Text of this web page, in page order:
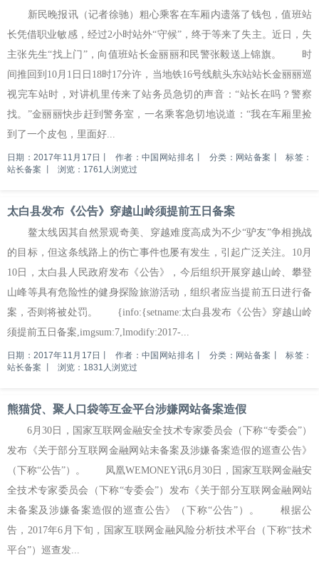
新民晚报讯（记者徐驰）粗心乘客在车厢内遗落了钱包，值班站
长凭借职业敏感，经过2小时站外“守候”，终于等来了失主。近日，失
主张先生“找上门”，向值班站长金丽丽和民警张毅送上锦旗。 时
间推回到10月1日日18时17分许，当地铁16号线航头东站站长金丽丽巡
视完车站时，对讲机里传来了站务员急切的声音：“站长在吗？警察
找。”金丽丽快步赶到警务室，一名乘客急切地说道：“我在车厢里捡
到了一个皮包，里面好...
日期：2017年11月17日 作者：中国网站排名 分类：网站备案
标签：
站长备案
浏览：1761人浏览过
太白县发布《公告》穿越山岭须提前五日备案
鳌太线因其自然景观奇美、穿越难度高成为不少“驴友”争相挑战
的目标，但这条线路上的伤亡事件也屡有发生，引起广泛关注。10月
10日，太白县人民政府发布《公告》，今后组织开展穿越山岭、攀登
山峰等具有危险性的健身探险旅游活动，组织者应当提前五日进行备
案，否则将被处罚。 {info:{setname:太白县发布《公告》穿越山岭
须提前五日备案,imgsum:7,lmodify:2017-...
日期：2017年11月17日 作者：中国网站排名 分类：网站备案
标签：
站长备案
浏览：1831人浏览过
熊猫贷、聚人口袋等互金平台涉嫌网站备案造假
6月30日，国家互联网金融安全技术专家委员会（下称“专委会”）
发布《关于部分互联网金融网站未备案及涉嫌备案造假的巡查公告》
（下称“公告”）。 凤凰WEMONEY讯6月30日，国家互联网金融安
全技术专家委员会（下称“专委会”）发布《关于部分互联网金融网站
未备案及涉嫌备案造假的巡查公告》（下称“公告”）。 根据公
告，2017年6月下旬，国家互联网金融风险分析技术平台（下称“技术
平台”）巡查发...